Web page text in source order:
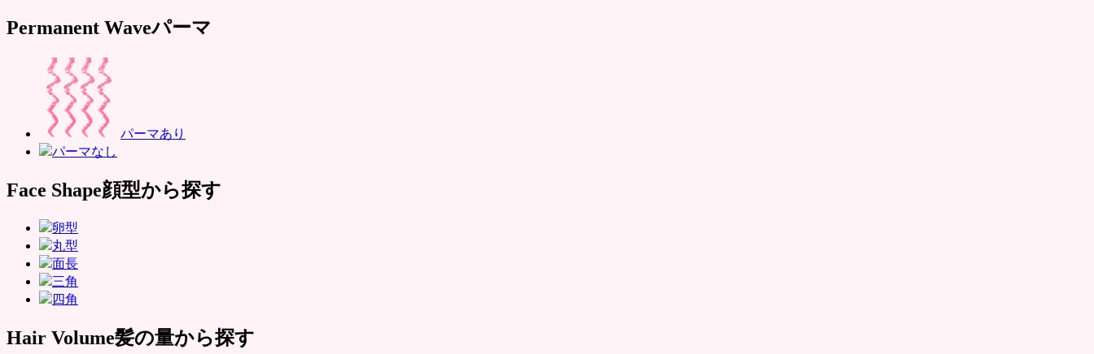
Permanent Waveパーマ
パーマあり
パーマなし
Face Shape顔型から探す
卵型
丸型
面長
三角
四角
Hair Volume髪の量から探す